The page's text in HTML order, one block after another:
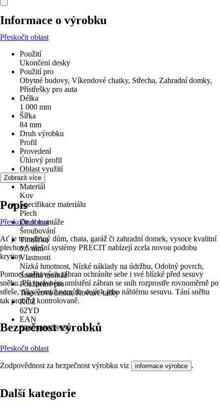
Informace o výrobku
Přeskočit oblast
Použití
Ukončení desky
Použití pro
Obytné budovy, Víkendové chatky, Střecha, Zahradní domky,
Přístřešky pro auta
Délka
1 000 mm
Šířka
84 mm
Druh výrobku
Profil
Provedení
Úhlový profil
Oblast využití
Exteriér
Materiál
Kov
Specifikace materiálu
Plech
Druh montáže
Šroubování
Tloušťka
0,5 mm
Vlastnosti
Nízká hmotnost, Nízké náklady na údržbu, Odolný povrch,
Snadná montáž
Použitelné pro
Trapézová deska, Kovové tašky
KČZ
62YD
EAN
5948988058956
Zobrazit více
Popis
Přeskočit oblast
Ať je to rodinný dům, chata, garáž či zahradní domek, vysoce kvalitní
plechové střešní systémy PRECIT nabízejí zcela novou podobu
krytiny.
Pomocí sněhových zábran ochráníte sebe i své blízké před sesuvy
sněhu. Při správném umístění zábran se sníh rozprostře rovnoměrně po
střeše, díky čemuž nemůže dojít k jeho náhlému sesuvu. Tání sněhu
tak probíhá kontrolovaně.
Bezpečnost výrobků
Přeskočit oblast
Zodpovědnost za bezpečnost výrobku viz informace výrobce .
Další kategorie